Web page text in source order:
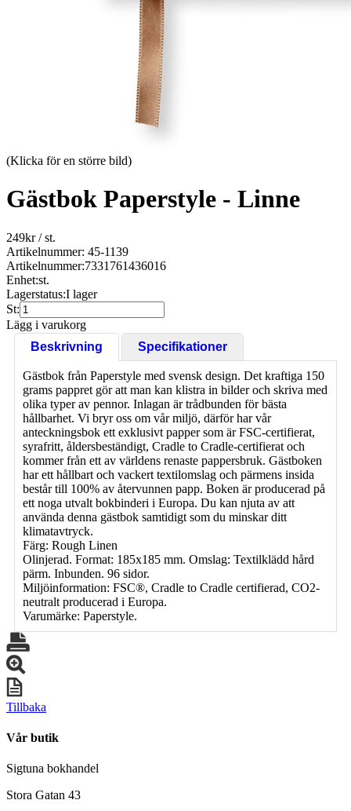
(Klicka för en större bild)
Gästbok Paperstyle - Linne
249kr/ st.
Artikelnummer: 45-1139
Artikelnummer:7331761436016
Enhet:st.
Lagerstatus:I lager
St:
Lägg i varukorg
Beskrivning
Specifikationer
Gästbok från Paperstyle med svensk design. Det kraftiga 150
grams pappret gör att man kan klistra in bilder och skriva med
olika typer av pennor. Inlagan är trådbunden för bästa
hållbarhet. Vi bryr oss om vår miljö, därför har vår
anteckningsbok ett exklusivt papper som är FSC-certifierat,
syrafritt, åldersbeständigt, Cradle to Cradle-certifierat och
kommer från ett av världens renaste pappersbruk. Gästboken
har ett hållbart och vackert textilomslag och pärmens insida
består till 100% av återvunnen papp. Boken är producerad på
ett noga utvalt bokbinderi i Europa. Du kan njuta av att
använda denna gästbok samtidigt som du minskar ditt
klimatavtryck.
Färg: Rough Linen
Olinjerad. Format: 185x185 mm. Omslag: Textilklädd hård
pärm. Inbunden. 96 sidor.
Miljöinformation: FSC®, Cradle to Cradle certifierad, CO2-
neutralt producerad i Europa.
Varumärke: Paperstyle.
Tillbaka
Vår butik
Sigtuna bokhandel
Stora Gatan 43